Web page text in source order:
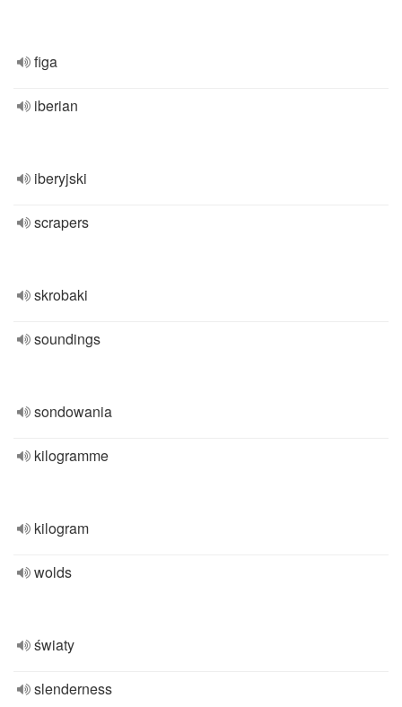
figa
iberian
iberyjski
scrapers
skrobaki
soundings
sondowania
kilogramme
kilogram
wolds
światy
slenderness